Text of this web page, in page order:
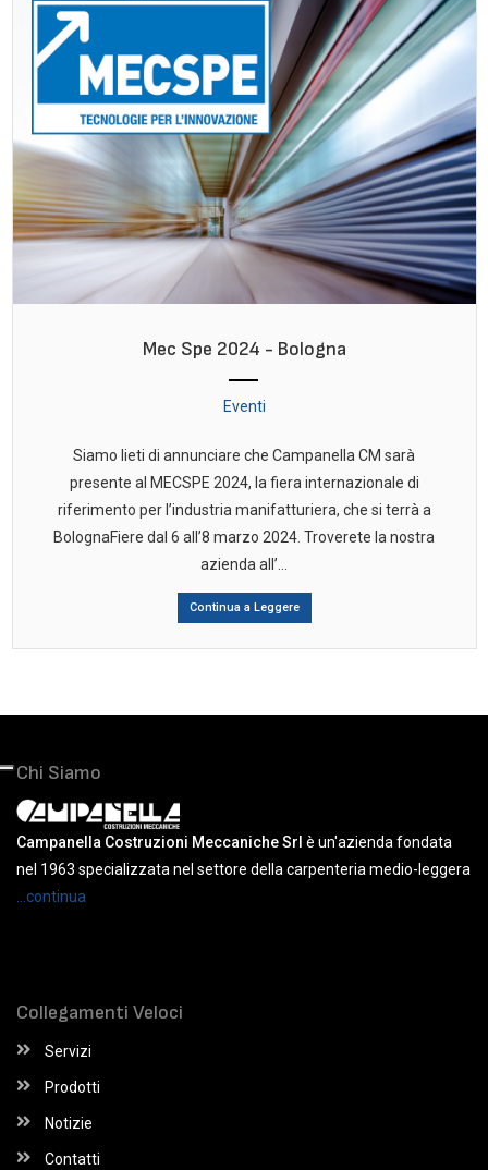
Mec Spe 2024 - Bologna
Eventi
Siamo lieti di annunciare che Campanella CM sarà
presente al MECSPE 2024, la fiera internazionale di
riferimento per l’industria manifatturiera, che si terrà a
BolognaFiere dal 6 all’8 marzo 2024. Troverete la nostra
azienda all’...
Continua a Leggere
Chi Siamo
Campanella Costruzioni Meccaniche Srl è un'azienda fondata
nel 1963 specializzata nel settore della carpenteria medio-leggera
...continua
Collegamenti Veloci
Servizi
Prodotti
Notizie
Contatti